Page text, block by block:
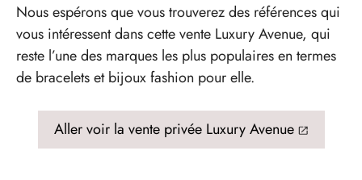
Nous espérons que vous trouverez des références qui
vous intéressent dans cette vente Luxury Avenue, qui
reste l’une des marques les plus populaires en termes
de bracelets et bijoux fashion pour elle.
Aller voir la vente privée Luxury Avenue